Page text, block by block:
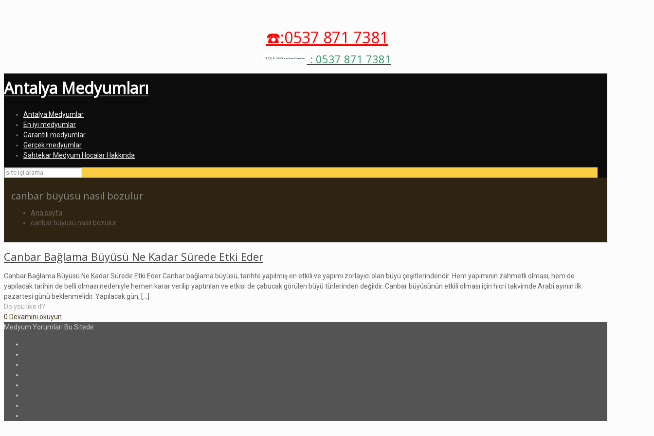
☎️:0537 871 7381
: 0537 871 7381
Antalya Medyumları
Antalya Medyumlar
En iyi medyumlar
Garantili medyumlar
Gerçek medyumlar
Sahtekar Medyum Hocalar Hakkında
canbar büyüsü nasıl bozulur
Ana sayfa
canbar büyüsü nasıl bozulur
Canbar Bağlama Büyüsü Ne Kadar Sürede Etki Eder
Canbar Bağlama Büyüsü Ne Kadar Sürede Etki Eder Canbar bağlama büyüsü, tarihte yapılmış en etkili ve yapımı zorlayıcı olan büyü çeşitlerindendir. Hem yapımının zahmetli olması, hem de
yapılacak tarihin de belli olması nedeniyle hemen karar verilip yaptırılan ve etkisi de çabucak görülen büyü türlerinden değildir. Canbar büyüsünün etkili olması için hicri takvimde Arabi ayının ilk
pazartesi günü beklenmelidir. Yapılacak gün, […]
Do you like it?
0 Devamını okuyun
Medyum Yorumları Bu Sitede